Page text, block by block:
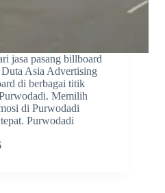
jasa pasang billboard
Asia Advertising
di berbagai titik
Memilih
di Purwodadi
Purwodadi